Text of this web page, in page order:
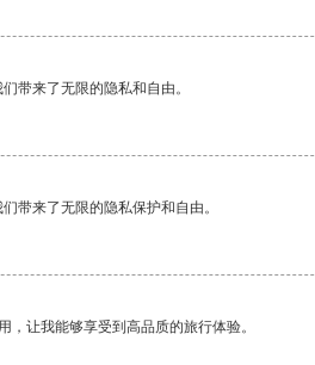
带来了无限的隐私和自由。
带来了无限的隐私保护和自由。
让我能够享受到高品质的旅行体验。